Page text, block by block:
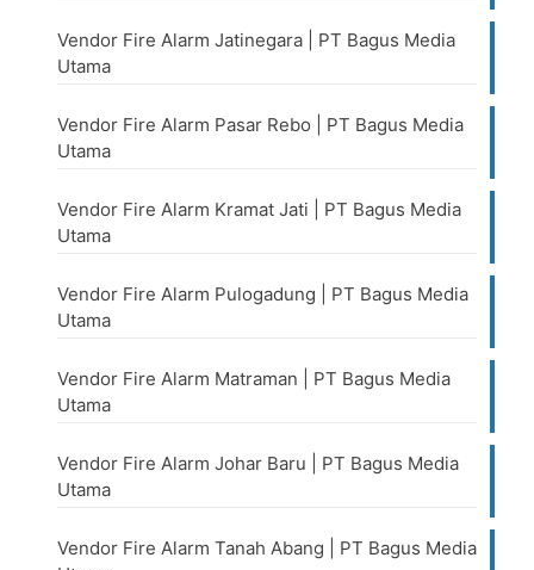
Vendor Fire Alarm Jatinegara | PT Bagus Media
Utama
Vendor Fire Alarm Pasar Rebo | PT Bagus Media
Utama
Vendor Fire Alarm Kramat Jati | PT Bagus Media
Utama
Vendor Fire Alarm Pulogadung | PT Bagus Media
Utama
Vendor Fire Alarm Matraman | PT Bagus Media
Utama
Vendor Fire Alarm Johar Baru | PT Bagus Media
Utama
Vendor Fire Alarm Tanah Abang | PT Bagus Media